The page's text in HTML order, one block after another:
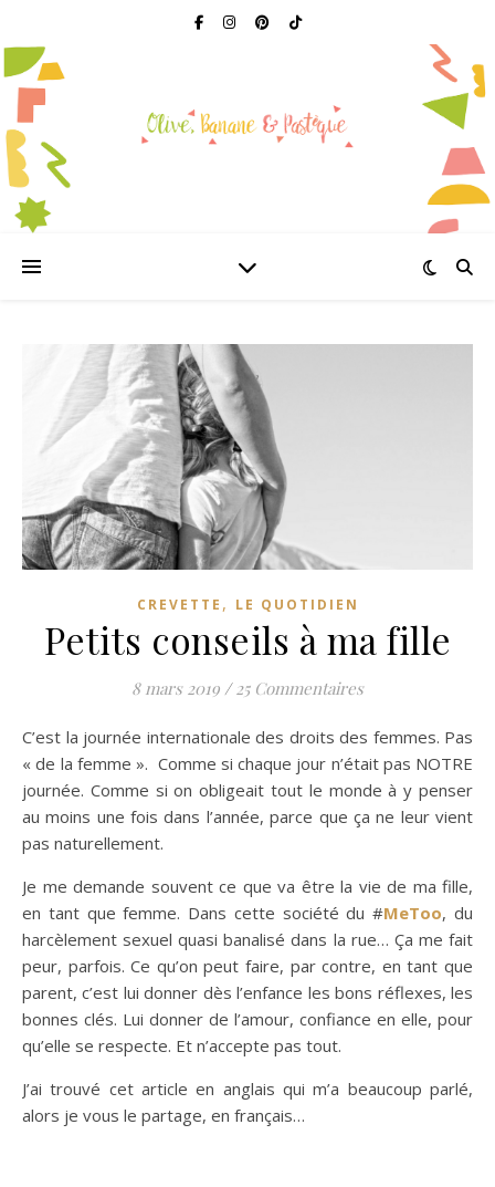
CREVETTE , LE QUOTIDIEN
Petits conseils à ma fille
8 mars 2019 / 25 Commentaires
C’est la journée internationale des droits des femmes. Pas
« de la femme ». Comme si chaque jour n’était pas NOTRE
journée. Comme si on obligeait tout le monde à y penser
au moins une fois dans l’année, parce que ça ne leur vient
pas naturellement.
Je me demande souvent ce que va être la vie de ma fille,
en tant que femme. Dans cette société du #MeToo, du
harcèlement sexuel quasi banalisé dans la rue… Ça me fait
peur, parfois. Ce qu’on peut faire, par contre, en tant que
parent, c’est lui donner dès l’enfance les bons réflexes, les
bonnes clés. Lui donner de l’amour, confiance en elle, pour
qu’elle se respecte. Et n’accepte pas tout.
J’ai trouvé cet article en anglais qui m’a beaucoup parlé,
alors je vous le partage, en français…